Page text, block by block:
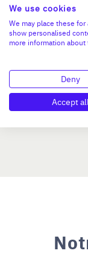
>2 M€ et
We use cookies
We may place these
show personalised
more information
Deny
Accept all